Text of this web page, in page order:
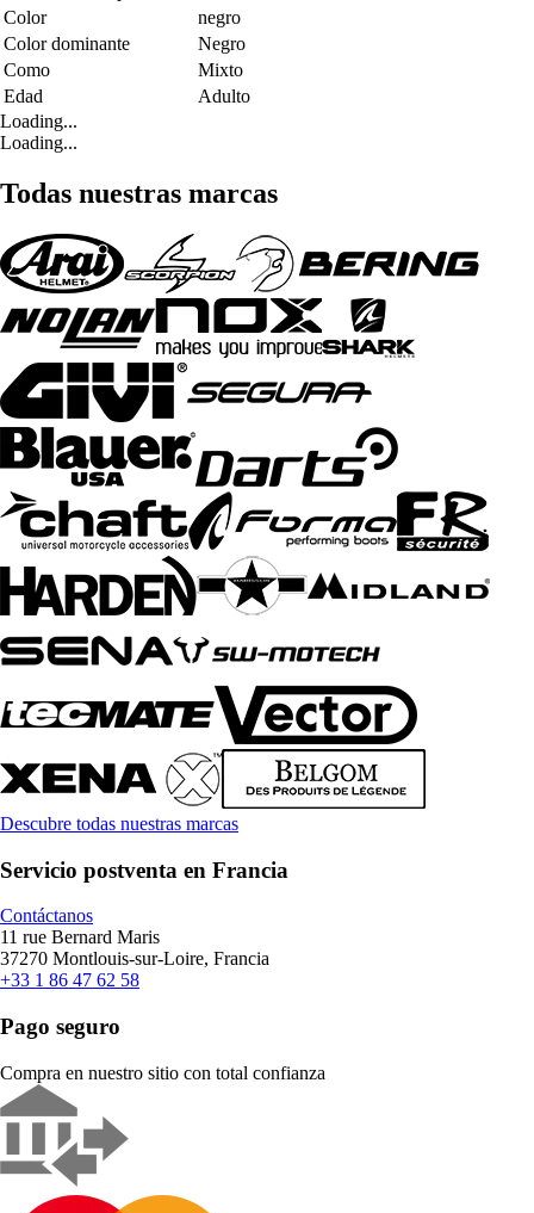
Color
negro
Color dominante
Negro
Como
Mixto
Edad
Adulto
Loading...
Loading...
Todas nuestras marcas
Descubre todas nuestras marcas
Servicio postventa en Francia
Contáctanos
11 rue Bernard Maris
37270 Montlouis-sur-Loire, Francia
+33 1 86 47 62 58
Pago seguro
Compra en nuestro sitio con total confianza